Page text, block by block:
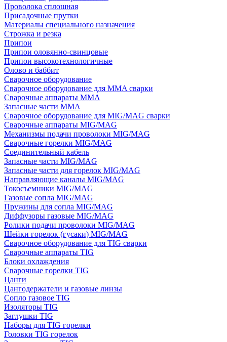
Проволока сплошная
Присадочные прутки
Материалы специального назначения
Строжка и резка
Припои
Припои оловянно-свинцовые
Припои высокотехнологичные
Олово и баббит
Сварочное оборудование
Сварочное оборудование для MMA сварки
Сварочные аппараты MMA
Запасные части MMA
Сварочное оборудование для MIG/MAG сварки
Сварочные аппараты MIG/MAG
Механизмы подачи проволоки MIG/MAG
Сварочные горелки MIG/MAG
Соединительный кабель
Запасные части MIG/MAG
Запасные части для горелок MIG/MAG
Направляющие каналы MIG/MAG
Токосъемники MIG/MAG
Газовые сопла MIG/MAG
Пружины для сопла MIG/MAG
Диффузоры газовые MIG/MAG
Ролики подачи проволоки MIG/MAG
Шейки горелок (гусаки) MIG/MAG
Сварочное оборудование для TIG сварки
Сварочные аппараты TIG
Блоки охлаждения
Сварочные горелки TIG
Цанги
Цангодержатели и газовые линзы
Сопло газовое TIG
Изоляторы TIG
Заглушки TIG
Наборы для TIG горелки
Головки TIG горелок